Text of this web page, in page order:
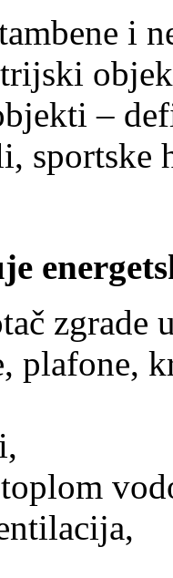
i
–
sportske
zgrade
plafone,